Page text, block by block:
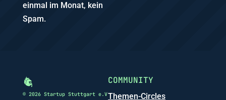
einmal im Monat, kein
Spam.
© 2026 Startup Stuttgart e.V
COMMUNITY
Themen-Circles